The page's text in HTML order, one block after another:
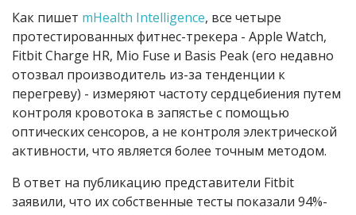
Как пишет mHealth Intelligence, все четыре
протестированных фитнес-трекера - Apple Watch,
Fitbit Charge HR, Mio Fuse и Basis Peak (его недавно
отозвал производитель из-за тенденции к
перегреву) - измеряют частоту сердцебиения путем
контроля кровотока в запястье с помощью
оптических сенсоров, а не контроля электрической
активности, что является более точным методом.
В ответ на публикацию представители Fitbit
заявили, что их собственные тесты показали 94%-